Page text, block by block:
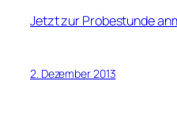
Jetzt zur Probestunde
2. Dezember 2013